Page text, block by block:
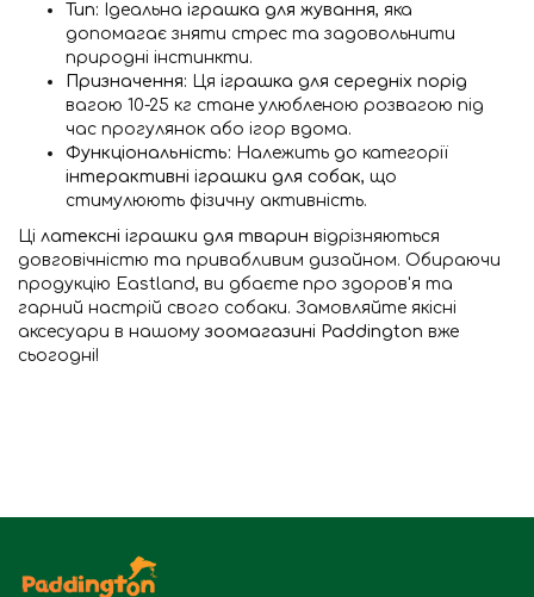
Тип: Ідеальна іграшка для жування, яка
допомагає зняти стрес та задовольнити
природні інстинкти.
Призначення: Ця іграшка для середніх порід
вагою 10-25 кг стане улюбленою розвагою під
час прогулянок або ігор вдома.
Функціональність: Належить до категорії
інтерактивні іграшки для собак, що
стимулюють фізичну активність.
Ці латексні іграшки для тварин відрізняються
довговічністю та привабливим дизайном. Обираючи
продукцію Eastland, ви дбаєте про здоров'я та
гарний настрій свого собаки. Замовляйте якісні
аксесуари в нашому зоомагазині Paddington вже
сьогодні!